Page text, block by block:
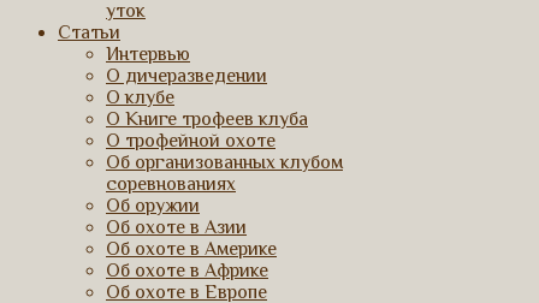
уток
Статьи
Интервью
О дичеразведении
О клубе
О Книге трофеев клуба
О трофейной охоте
Об организованных клубом
соревнованиях
Об оружии
Об охоте в Азии
Об охоте в Америке
Об охоте в Африке
Об охоте в Европе